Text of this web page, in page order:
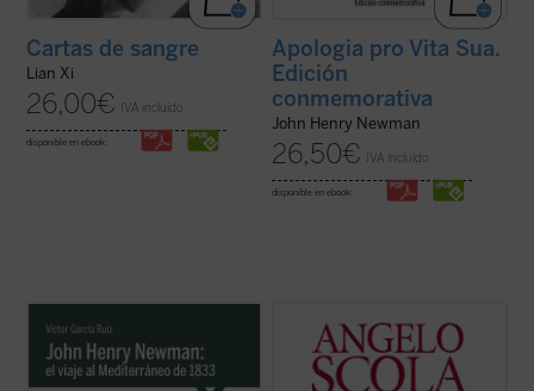
Cartas de sangre
Lian Xi
26,00€ IVA incluido
disponible en ebook:
Apologia pro Vita Sua.
Edición
conmemorativa
John Henry Newman
26,50€ IVA incluido
disponible en ebook:
Newman escribió a su familia y amigos
previamente y durante su viaje por el
Mediterráneo de 1833, el autor del libro
traza los orígenes, el desarrollo y las
En esta amplia conversación con el
periodista Luigi Geninazzi el cardenal
Angelo Scola aborda, junto con los
aspectos centrales de su itinerario vital, la
trayectoria y situación de la Iglesia y la